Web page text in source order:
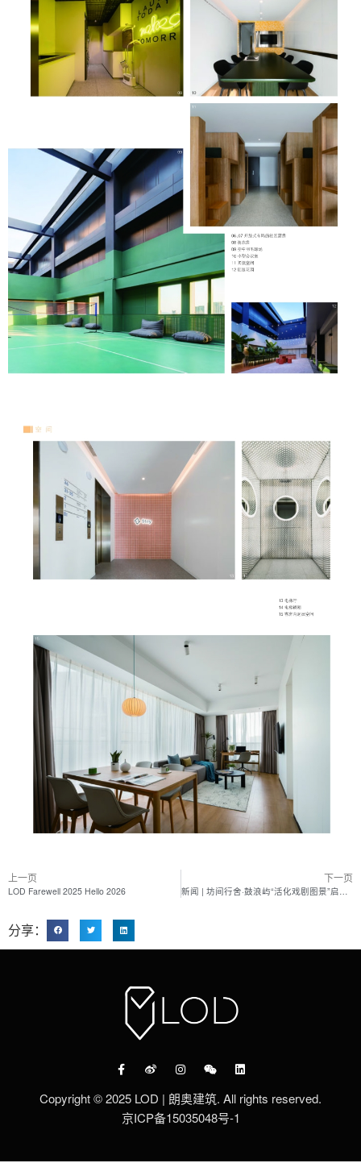
上一页
LOD Farewell 2025 Hello 2026
下一页
新闻 | 坊间行舍·鼓浪屿“活化戏剧图景”启幕仪式
分享：
Copyright © 2025 LOD | 朗奥建筑. All rights reserved.
京ICP备15035048号-1